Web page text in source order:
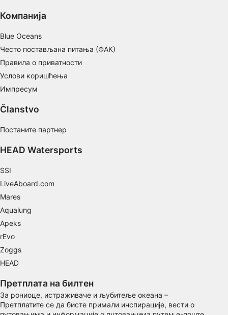
Компанија
Blue Oceans
Често постављана питања (ФАК)
Правила о приватности
Услови коришћења
Импресум
Članstvo
Постаните партнер
HEAD Watersports
SSI
LiveAboard.com
Mares
Aqualung
Apeks
rEvo
Zoggs
HEAD
Претплата на билтен
За рониоце, истраживаче и љубитеље океана –
Претплатите се да бисте примали инспирације, вести о